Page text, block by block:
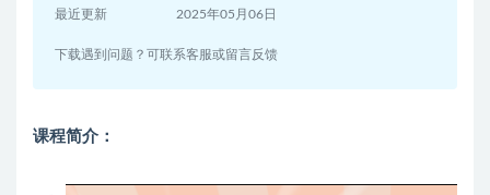
最近更新 2025年05月06日
下载遇到问题？可联系客服或留言反馈
课程简介：